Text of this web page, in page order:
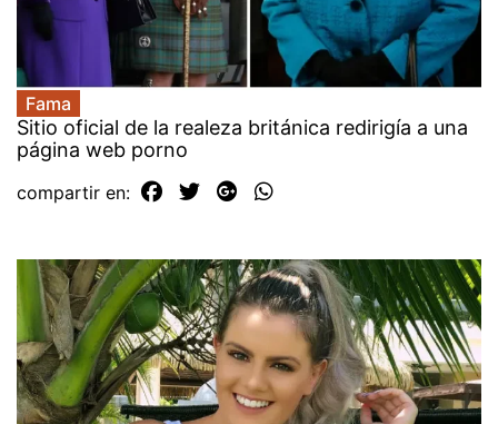
Fama
Sitio oficial de la realeza británica redirigía a una
página web porno
compartir en: